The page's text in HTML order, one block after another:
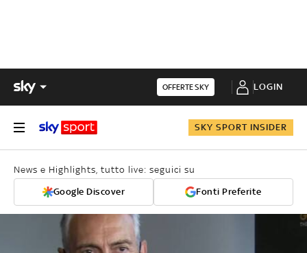
OFFERTE SKY LOGIN
SKY SPORT INSIDER
News e Highlights, tutto live: seguici su
Google Discover Fonti Preferite